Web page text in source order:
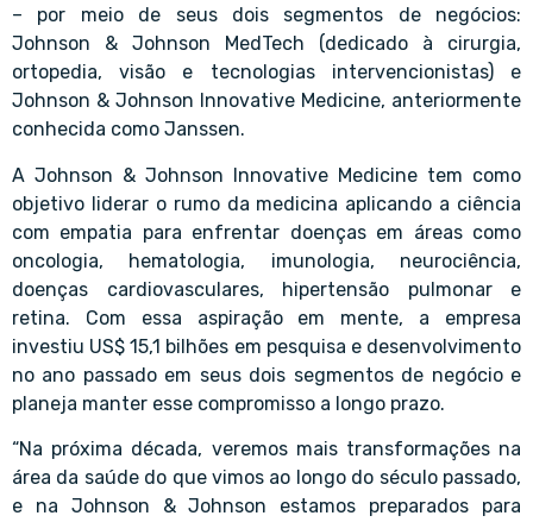
– por meio de seus dois segmentos de negócios:
Johnson & Johnson MedTech (dedicado à cirurgia,
ortopedia, visão e tecnologias intervencionistas) e
Johnson & Johnson Innovative Medicine, anteriormente
conhecida como Janssen.
A Johnson & Johnson Innovative Medicine tem como
objetivo liderar o rumo da medicina aplicando a ciência
com empatia para enfrentar doenças em áreas como
oncologia, hematologia, imunologia, neurociência,
doenças cardiovasculares, hipertensão pulmonar e
retina. Com essa aspiração em mente, a empresa
investiu US$ 15,1 bilhões em pesquisa e desenvolvimento
no ano passado em seus dois segmentos de negócio e
planeja manter esse compromisso a longo prazo.
“Na próxima década, veremos mais transformações na
área da saúde do que vimos ao longo do século passado,
e na Johnson & Johnson estamos preparados para